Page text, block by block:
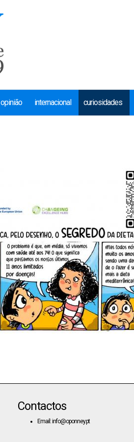
opinião internacional curiosidades
Contactos
Email: info@oponney.pt